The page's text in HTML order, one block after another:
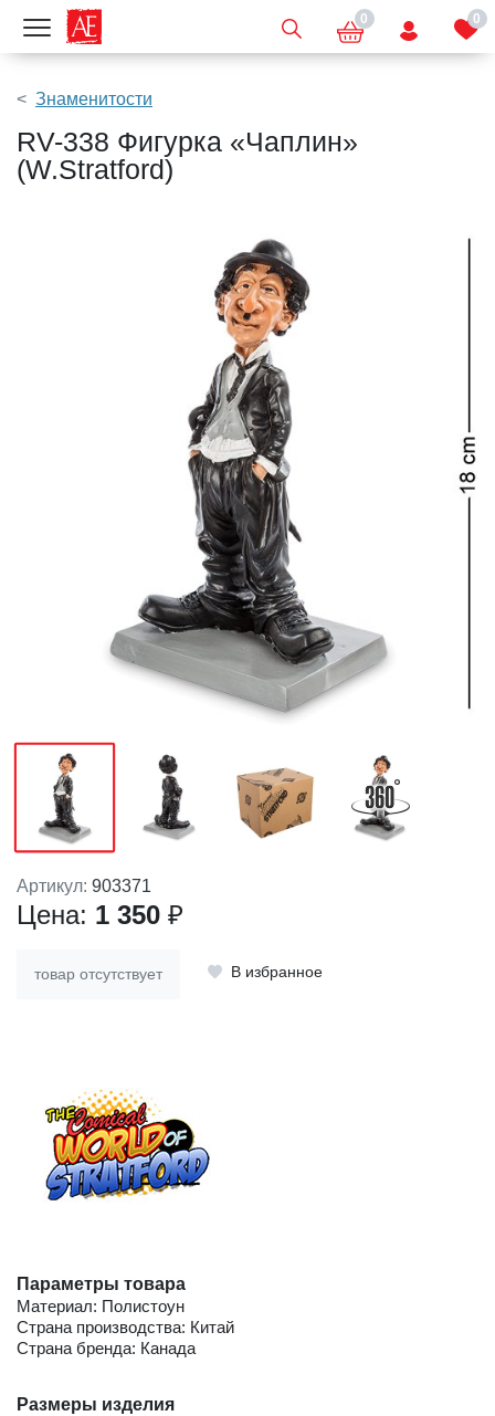
Показать меню 0 0
Знаменитости
RV-338 Фигурка «Чаплин»
(W.Stratford)
Артикул: 903371
Цена: 1 350 ₽
товар отсутствует В избранное
Параметры товара
Материал: Полистоун
Страна производства: Китай
Страна бренда: Канада
Размеры изделия